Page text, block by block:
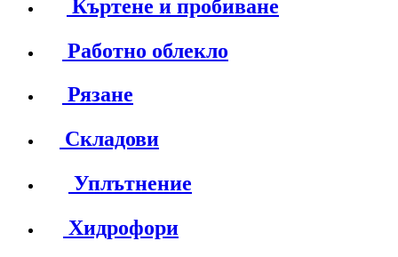
Къртене и пробиване
Работно облекло
Рязане
Складови
Уплътнение
Хидрофори